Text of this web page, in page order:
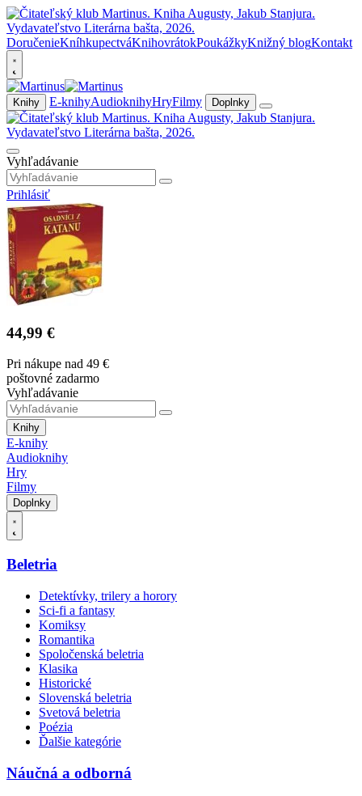
DoručenieKníhkupectváKnihovrátokPoukážkyKnižný blogKontakt
Knihy E-knihyAudioknihyHryFilmy Doplnky
Vyhľadávanie
Prihlásiť
44,99 €
Pri nákupe nad 49 €
poštovné zadarmo
Vyhľadávanie
Knihy
E-knihy
Audioknihy
Hry
Filmy
Doplnky
Beletria
Detektívky, trilery a horory
Sci-fi a fantasy
Komiksy
Romantika
Spoločenská beletria
Klasika
Historické
Slovenská beletria
Svetová beletria
Poézia
Ďalšie kategórie
Náučná a odborná